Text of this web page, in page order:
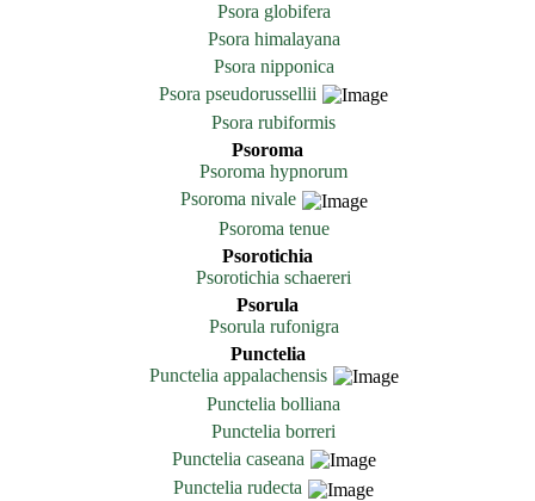
Psora globifera
Psora himalayana
Psora nipponica
Psora pseudorussellii
Psora rubiformis
Psoroma
Psoroma hypnorum
Psoroma nivale
Psoroma tenue
Psorotichia
Psorotichia schaereri
Psorula
Psorula rufonigra
Punctelia
Punctelia appalachensis
Punctelia bolliana
Punctelia borreri
Punctelia caseana
Punctelia rudecta